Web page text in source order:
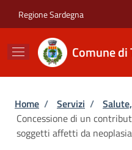
Regione Sardegna
Comune di
Briciole di
Home / Servizi /
Concessione di un
soggetti affetti da